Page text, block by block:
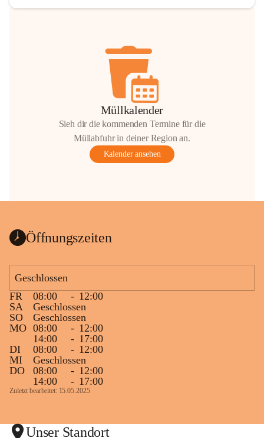
Müllkalender
Sieh dir die kommenden Termine für die
Müllabfuhr in deiner Region an.
Kalender ansehen
Öffnungszeiten
Geschlossen
FR
08:00 - 12:00
SA
Geschlossen
SO
Geschlossen
MO 08:00 - 12:00
14:00
- 17:00
DI
08:00 - 12:00
MI
Geschlossen
DO
08:00 - 12:00
14:00
- 17:00
Zuletzt bearbeitet: 15.05.2025
Unser Standort